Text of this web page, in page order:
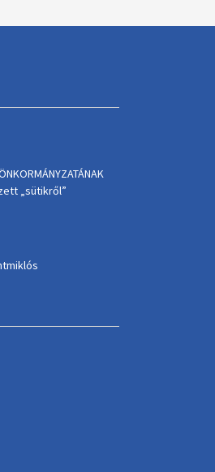
„sütikről”